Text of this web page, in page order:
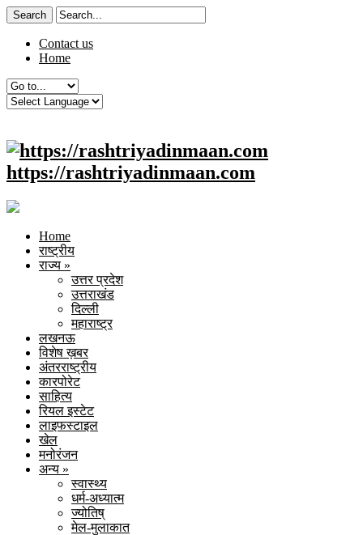
Contact us
Home
https://rashtriyadinmaan.com
Home
राष्ट्रीय
राज्य »
उत्तर प्रदेश
उत्तराखंड
दिल्ली
महाराष्ट्र
लखनऊ
विशेष ख़बर
अंतरराष्ट्रीय
कारपोरेट
साहित्य
रियल इस्टेट
लाइफस्टाइल
खेल
मनोरंजन
अन्य »
स्वास्थ्य
धर्म-अध्यात्म
ज्योतिष्
मेल-मुलाकात